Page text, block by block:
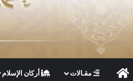
الصفحة الرئيسية
مقـالات أركان الإسلام